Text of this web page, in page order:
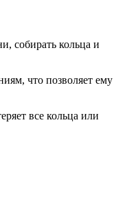
собирать кольца и
что позволяет ему
все кольца или